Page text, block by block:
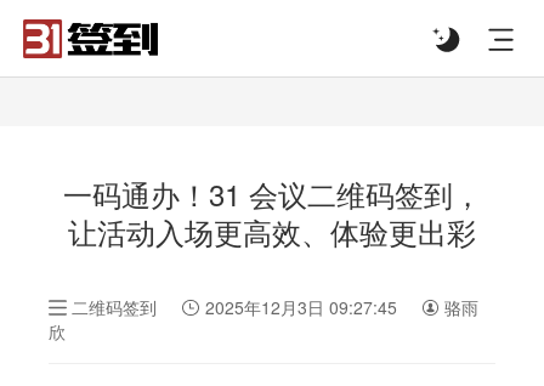
一码通办！31 会议二维码签到，
让活动入场更高效、体验更出彩
二维码签到 2025年12月3日 09:27:45
骆雨
欣